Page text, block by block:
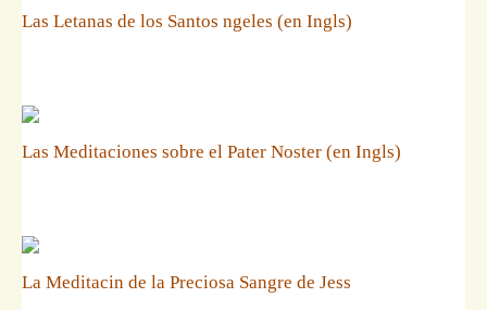
Las Letanas de los Santos ngeles (en Ingls)
Las Meditaciones sobre el Pater Noster (en Ingls)
La Meditacin de la Preciosa Sangre de Jess